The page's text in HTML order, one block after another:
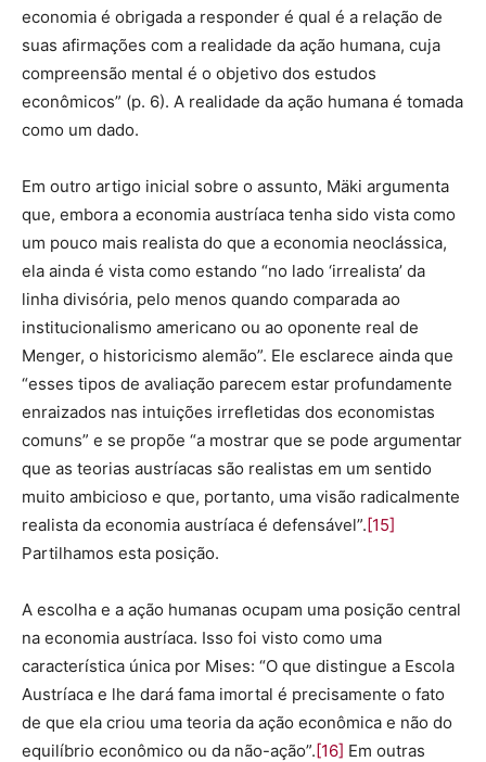
economia é obrigada a responder é qual é a relação de
suas afirmações com a realidade da ação humana, cuja
compreensão mental é o objetivo dos estudos
econômicos” (p. 6). A realidade da ação humana é tomada
como um dado.
Em outro artigo inicial sobre o assunto, Mäki argumenta
que, embora a economia austríaca tenha sido vista como
um pouco mais realista do que a economia neoclássica,
ela ainda é vista como estando “no lado ‘irrealista’ da
linha divisória, pelo menos quando comparada ao
institucionalismo americano ou ao oponente real de
Menger, o historicismo alemão”. Ele esclarece ainda que
“esses tipos de avaliação parecem estar profundamente
enraizados nas intuições irrefletidas dos economistas
comuns” e se propõe “a mostrar que se pode argumentar
que as teorias austríacas são realistas em um sentido
muito ambicioso e que, portanto, uma visão radicalmente
realista da economia austríaca é defensável”.[15]
Partilhamos esta posição.
A escolha e a ação humanas ocupam uma posição central
na economia austríaca. Isso foi visto como uma
característica única por Mises: “O que distingue a Escola
Austríaca e lhe dará fama imortal é precisamente o fato
de que ela criou uma teoria da ação econômica e não do
equilíbrio econômico ou da não-ação”.[16] Em outras